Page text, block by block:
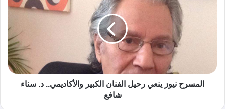
المسرح نيوز ينعي رحيل الفنان الكبير والأكاديمي.. د. سناء
شافع